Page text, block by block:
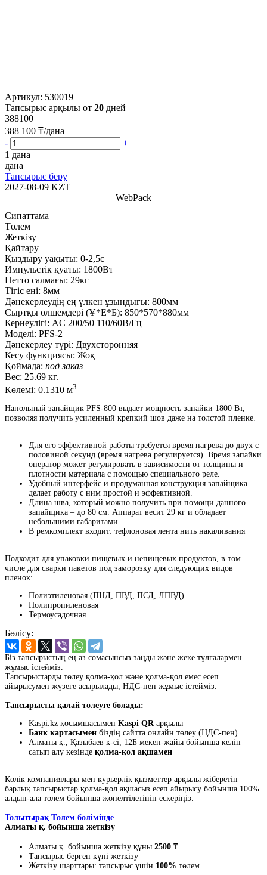
Артикул: 530019
Тапсырыс арқылы от 20 дней
388100
388 100 ₸/дана
-
+
1 дана
дана
Тапсырыс беру
2027-08-09 KZT
WebPack
Сипаттама
Төлем
Жеткізу
Қайтару
Қыздыру уақыты: 0-2,5с
Импульстік қуаты: 1800Вт
Нетто салмағы: 29кг
Тігіс ені: 8мм
Дәнекерлеудің ең үлкен ұзындығы: 800мм
Сыртқы өлшемдері (Ұ*Е*Б): 850*570*880мм
Кернеулігі: AC 200/50 110/60В/Гц
Моделі: PFS-2
Дәнекерлеу түрі: Двухсторонняя
Кесу функциясы: Жоқ
Қоймада: под заказ
Вес: 25.69 кг.
Көлемі: 0.1310 м3
Напольный запайщик PFS-800 выдает мощность запайки 1800 Вт,
позволяя получить усиленный крепкий шов даже на толстой пленке.
Для его эффективной работы требуется время нагрева до двух с
половиной секунд (время нагрева регулируется). Время запайки
оператор может регулировать в зависимости от толщины и
плотности материала с помощью специального реле.
Удобный интерфейс и продуманная конструкция запайщика
делает работу с ним простой и эффективной.
Длина шва, который можно получить при помощи данного
запайщика – до 80 см. Аппарат весит 29 кг и обладает
небольшими габаритами.
В ремкомплект входит: тефлоновая лента нить накаливания
Подходит для упаковки пищевых и непищевых продуктов, в том
числе для сварки пакетов под заморозку для следующих видов
пленок:
Полиэтиленовая (ПНД, ПВД, ПСД, ЛПВД)
Полипропиленовая
Термоусадочная
Бөлісу:
Біз тапсырыстың ең аз сомасынсыз заңды және жеке тұлғалармен
жұмыс істейміз.
Тапсырыстарды төлеу қолма-қол және қолма-қол емес есеп
айырысумен жүзеге асырылады, НДС-пен жұмыс істейміз.
Тапсырысты қалай төлеуге болады:
Kaspi.kz қосымшасымен Kaspi QRарқылы
Банк картасымен біздің сайтта онлайн төлеу (НДС-пен)
Алматы қ., Қазыбаев к-сі, 12Б мекен-жайы бойынша келіп
сатып алу кезінде қолма-қол ақшамен
Көлік компаниялары мен курьерлік қызметтер арқылы жіберетін
барлық тапсырыстар қолма-қол ақшасыз есеп айырысу бойынша 100%
алдын-ала төлем бойынша жөнелтілетінін ескеріңіз.
Толығырақ Төлем бөлімінде
Алматы қ. бойынша жеткізу
Алматы қ. бойынша жеткізу құны 2500 ₸
Тапсырыс берген күні жеткізу
Жеткізу шарттары: тапсырыс үшін 100% төлем